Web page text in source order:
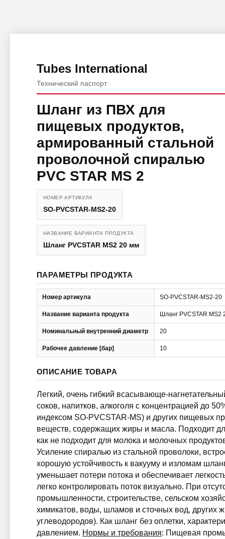
Tubes International
Технический паспорт
Шланг из ПВХ для
пищевых продуктов,
армированный стальной
проволочной спиралью
PVC STAR MS 2
НОМЕР АРТИКУЛА
SO-PVCSTAR-MS2-20
НАЗВАНИЕ ВАРИАНТА ПРОДУКТА
Шланг PVCSTAR MS2 20 мм
ПАРАМЕТРЫ ПРОДУКТА
Номер артикула SO-PVCSTAR-MS2-20
Название варианта продукта Шланг PVCSTAR MS2
Номинальный внутренний диаметр 20
Рабочее давление [бар] 10
ОПИСАНИЕ ТОВАРА
Легкий, очень гибкий всасывающе-
соков, напитков, алкоголя с концентрацией до
индексом SO-PVCSTAR-MS) и других пищевых
веществ, содержащих жиры и масла. Подходит
как не подходит для молока и молочных
Усиление спиралью из стальной проволоки,
хорошую устойчивость к вакууму и изломам
уменьшает потери потока и обеспечивает
легко контролировать поток визуально. При
промышленности, строительстве, сельском
химикатов, воды, шламов и сточных вод, других
углеводородов). Как шланг без оплетки,
давлением. Нормы и требования: Пищевая